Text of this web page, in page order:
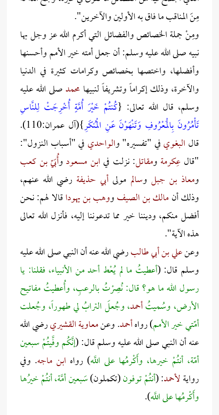
مِنَ المناقب ما فاق به الأولين والآخرين".
ومِنْ جملة الخصائص والفضائل التي أكرم الله عز وجل بها
نبيه صلى الله عليه وسلم: أن جعل أمته خير الأمم وأحسنها
وأفضلها، واختصها بخصائص وكرامات كثيرة في الدنيا
والآخرة، وذلك إكراماً وتشريفاً لنبيها محمدصلى الله عليه
وسلم، قال الله تعالى: {كُنتُمْ خَيْرَ أُمَّةٍ أُخْرِجَتْ لِلنَّاسِ
تَأْمُرُونَ بِالْمَعْرُوفِ وَتَنْهَوْنَ عَنِ الْمُنكَرِ
}(آل عمران:110).
قال البغويفي "تفسيره" والواحدي في "أسباب النزول":
"قال عِكرمة ومقاتل: نزلت فيابن مسعودوأُبَيّ بن كعب
ومعاذ بن جبل وسالم مولىأبي حذيفة رضي الله عنهم،
وذلك أنمالك بن الصيفووهب بن يهوداقالا لهم: نحن
أفضل منكم، وديننا خير مما تدعوننا إليه، فأنزل الله تعالى
هذه الآية".
وعنعلي بن أبي طالبرضي الله عنه أن النبي صلى الله عليه
وسلم قال: (أعطيتُ ما لم يُعْط أحد من الأنبياء، فقلنا: يا
رسول الله ما هو؟ قال: نُصِرْتُ بالرعبِ، وأُعطيتُ مفاتيح
الأرض، وسُميتُأحمد، وجُعلَ الترابُ لي طهوراً، وجُعلت
أمّتي خير الأمم) رواهأحمد. وعنمعاوية القشيريرضي الله
عنه أن النبي صلى الله عليه وسلم قال: (إنَّكُم وفَّيتُمْ سبعين
أمّة، أنتُمْ خيرها، وأَكْرمُها على اللَّه) رواه ابن ماجه. وفي
روايةلأحمد: (أنتُمْ توفون(تكملون)سَبعين أمَّة، أنتُمْ خيرُها
وأَكْرمُها على اللَّه).